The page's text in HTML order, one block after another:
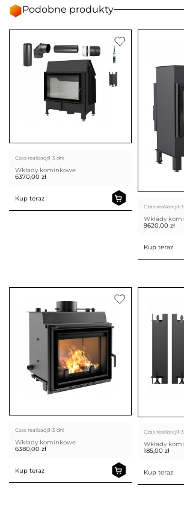
Podobne produkty
Czas realizacji1-3 dni
Wkłady kominkowe
6370,00 zł
Kup teraz
Czas realizacji1-
Wkłady
9620,00 zł
Kup teraz
Czas realizacji1-3 dni
Wkłady kominkowe
6380,00 zł
Kup teraz
Czas realizacji1-
Wkłady
185,00 zł
Kup teraz